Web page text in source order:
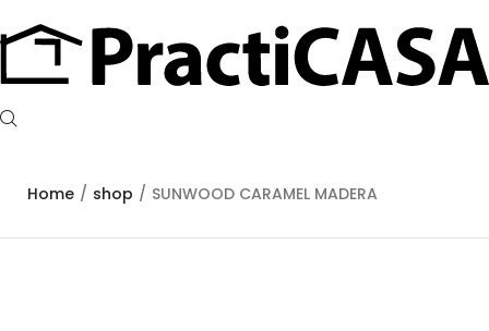
Home / shop / SUNWOOD CARAMEL MADERA